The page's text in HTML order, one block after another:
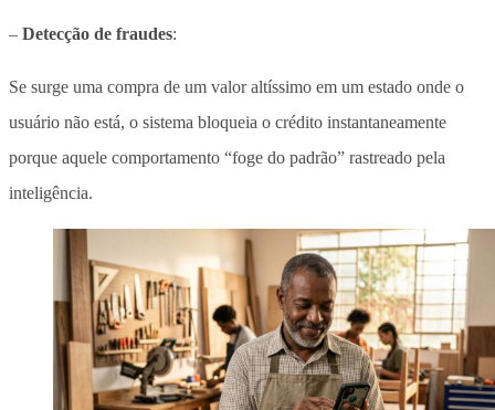
– Detecção de fraudes:
Se surge uma compra de um valor altíssimo em um estado onde o
usuário não está, o sistema bloqueia o crédito instantaneamente
porque aquele comportamento “foge do padrão” rastreado pela
inteligência.